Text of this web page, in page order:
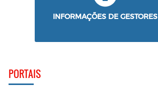
INFORMAÇÕES DE GESTORES
PORTAIS